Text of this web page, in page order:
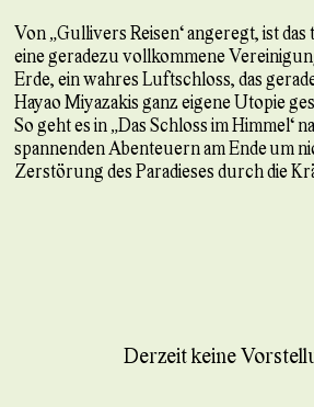
Derzeit keine
Von „Gullivers Reisen“ angeregt, ist
eine geradezu vollkommene
Erde, ein wahres Luftschloss, das
Hayao Miyazakis ganz eigene Utopie
So geht es in „Das Schloss im Himmel“
spannenden Abenteuern am Ende um
Zerstörung des Paradieses durch die